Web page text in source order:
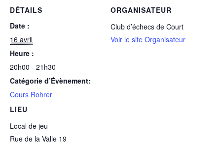
DÉTAILS
Date :
16 avril
Heure :
20h00 - 21h30
Catégorie d’Évènement:
Cours Rohrer
LIEU
Local de jeu
Rue de la Valle 19
ORGANISATEUR
Club d’échecs de Court
Voir le site Organisateur